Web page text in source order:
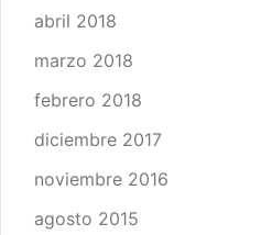
abril 2018
marzo 2018
febrero 2018
diciembre 2017
noviembre 2016
agosto 2015